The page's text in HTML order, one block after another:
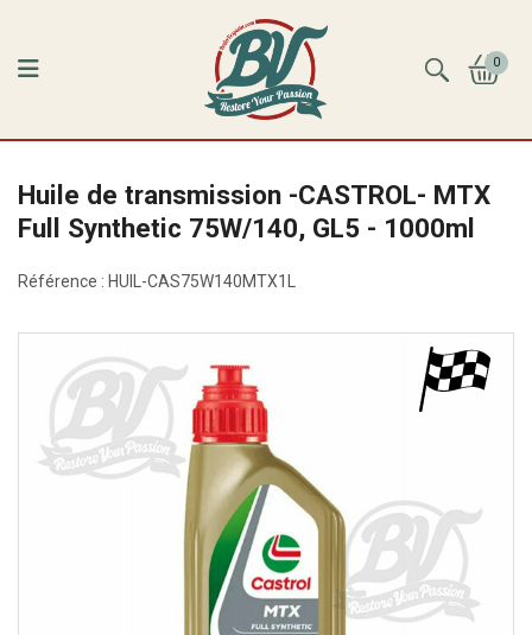
0
Huile de transmission -CASTROL- MTX
Full Synthetic 75W/140, GL5 - 1000ml
Référence : HUIL-CAS75W140MTX1L